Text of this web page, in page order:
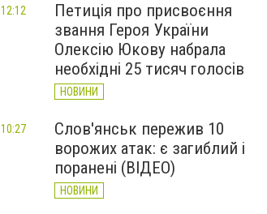
Петиція про присвоєння
звання Героя України
Олексію Юкову набрала
необхідні 25 тисяч голосів
НОВИНИ
12:12
Слов'янськ пережив 10
ворожих атак: є загиблий і
поранені (ВІДЕО)
НОВИНИ
10:27